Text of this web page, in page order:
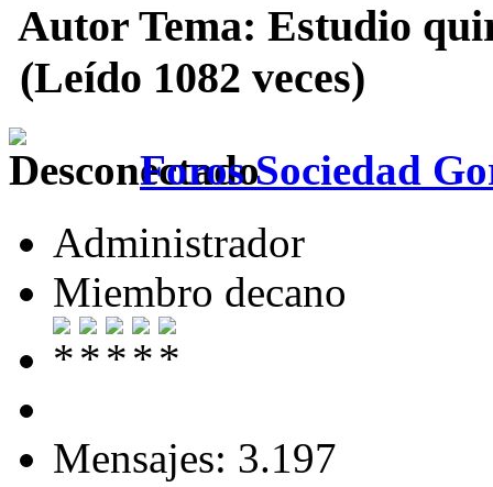
Autor Tema: Estudio
(Leído 1082 veces)
Foros Sociedad
Administrador
Miembro decano
Mensajes: 3.197